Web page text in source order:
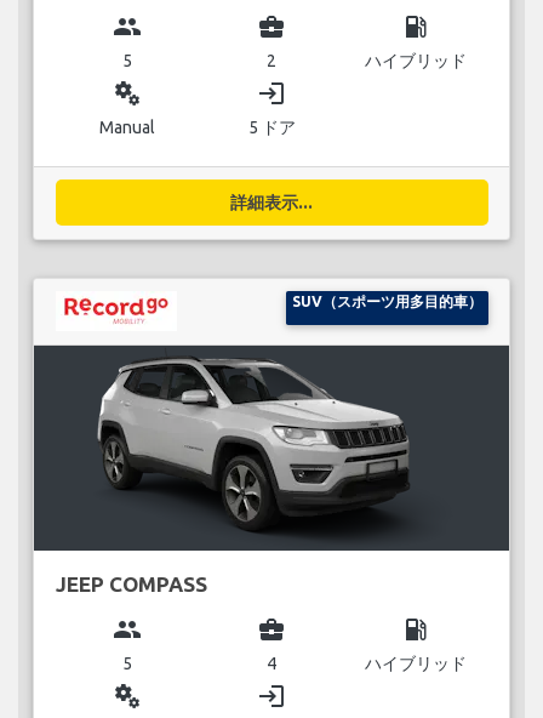
group
5
business_center
2
local_gas_station
ハイブリッド
miscellaneous_services
Manual
login
5 ドア
詳細表示...
SUV（スポーツ用多目的車）
JEEP COMPASS
group
5
business_center
4
local_gas_station
ハイブリッド
miscellaneous_services login